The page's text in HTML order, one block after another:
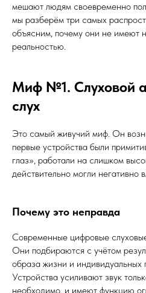
мешают людям своевременно
мы разберём три самых
объясним, почему они не имеют
реальностью.
Миф №1. Слуховой
слух
Это самый живучий миф. Он
первые устройства были
глаз», работали на слишком
действительно могли негативно
Почему это неправда
Современные цифровые
Они подбираются с учётом
образа жизни и индивидуальных
Устройства усиливают звук
необходимо, и имеют функцию